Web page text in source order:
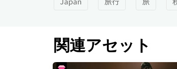
関連アセット